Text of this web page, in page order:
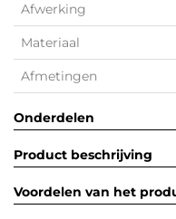
Afwerking
Materiaal
Afmetingen
Onderdelen
Product beschrijving
Voordelen van het